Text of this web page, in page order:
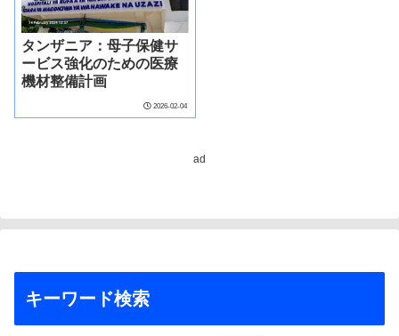
タンザニア：母子保健サ
ービス強化のための医療
機材整備計画
2026-02-04
ad
キーワード検索